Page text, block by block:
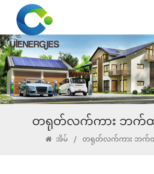
တရုတ်လက်ကား ဘက်
အိမ် / တရုတ်လက်ကား ဘက်